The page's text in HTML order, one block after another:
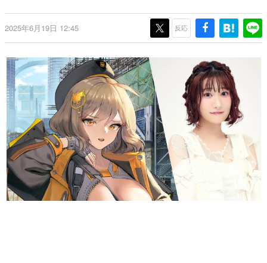
なんでゲームは面白い？
ゲーム開発者・hamatsu氏がゲームの魅力を画面や操作の
具体的な形から解き明かしていく、硬派で骨太な評論連載
ゲームが変えた日本語
「経験値」「裏技」「ラスボス」… ゲームにまつわる言葉
の起源や用法の変遷を、コンピューター文化史研究家・タ
イニーP氏が徹底調査。
カテゴリ
特集記事
マンガ
女性向け
2025年6月19日 12:45 反応